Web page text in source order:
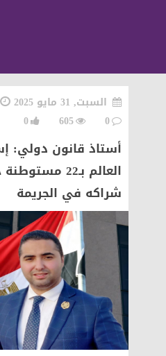
السبت, 31 مايو 2025
0
605
0
أستاذ قانون دولي:
العالم بـ22
شراكه في الجريمة